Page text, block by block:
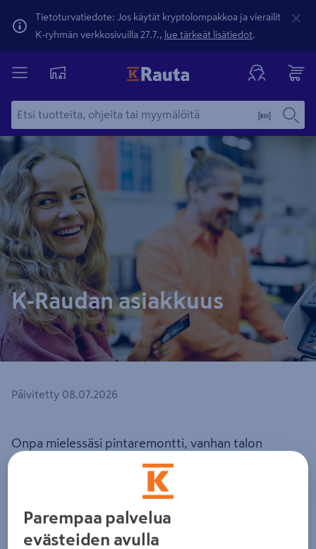
Tietoturvatiedote: Jos käytät kryptolompakkoa ja vierailit
K-ryhmän verkkosivuilla 27.7., lue tärkeät lisätiedot.
K-Raudan asiakkuus
Päivitetty 08.07.2026
Onpa mielessäsi pintaremontti, vanhan talon
kunnostusprojekti tai jotain siltä väliltä, niin
tarjoamme sinulle sopivat vaihtoehdot ja
remonttiasi helpottavat palvelut. Voit avata K-
Raudan myymälään tiliasiakkuuden Remppatilin,
Parempaa palvelua
evästeiden avulla